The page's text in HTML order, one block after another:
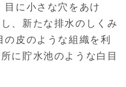
に小さな穴をあけ
、新たな排水のしくみ
皮のような組織を利
に貯水池のような白目